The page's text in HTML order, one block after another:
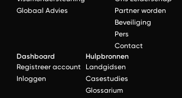
Globaal Advies
Partner worden
Beveiliging
Pers
Contact
Dashboard
Registreer account
Inloggen
Hulpbronnen
Landgidsen
Casestudies
Glossarium